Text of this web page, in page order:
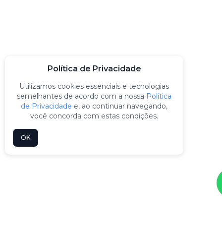
Política de Privacidade
Utilizamos cookies essenciais e tecnologias
semelhantes de acordo com a nossa Política
de Privacidade e, ao continuar navegando,
você concorda com estas condições.
OK